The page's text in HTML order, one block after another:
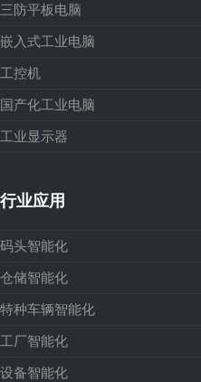
三防平板电脑
嵌入式工业电脑
工控机
国产化工业电脑
工业显示器
行业应用
码头智能化
仓储智能化
特种车辆智能化
工厂智能化
设备智能化